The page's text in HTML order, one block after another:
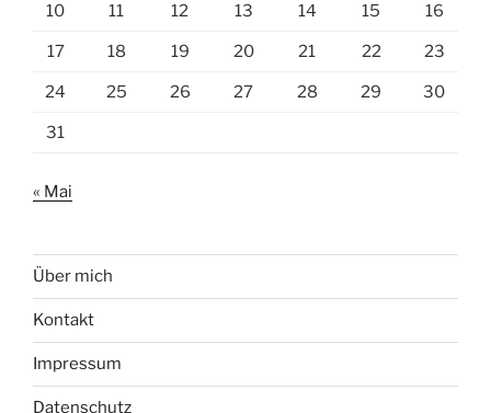
10 11 12 13 14 15 16
17 18 19 20 21 22 23
24 25 26 27 28 29 30
31
« Mai
Über mich
Kontakt
Impressum
Datenschutz